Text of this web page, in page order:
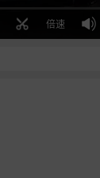
倍速